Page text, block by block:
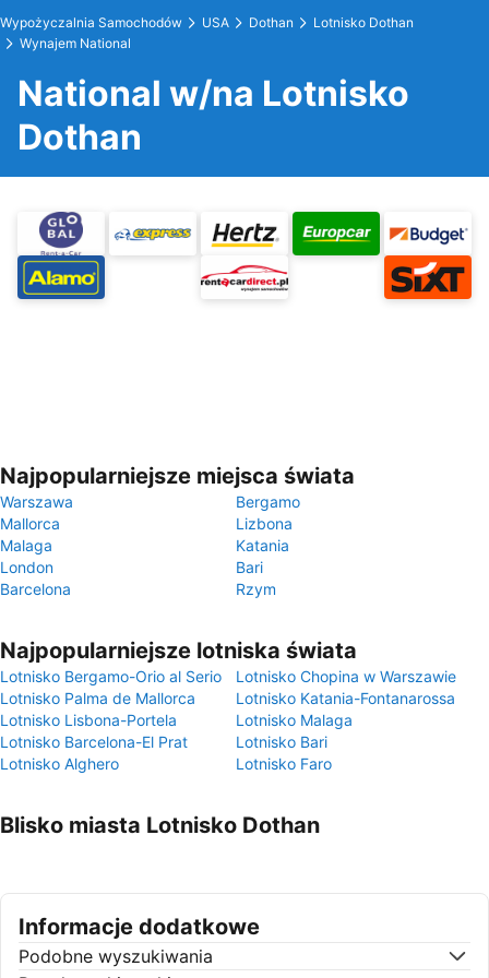
Wypożyczalnia Samochodów USA Dothan
Lotnisko Dothan
Wynajem National
National w/na Lotnisko
Dothan
Najpopularniejsze miejsca świata
Warszawa
Bergamo
Mallorca
Lizbona
Malaga
Katania
London
Bari
Barcelona
Rzym
Najpopularniejsze lotniska świata
Lotnisko Bergamo-Orio al Serio
Lotnisko Chopina w Warszawie
Lotnisko Palma de Mallorca
Lotnisko Katania-Fontanarossa
Lotnisko Lisbona-Portela
Lotnisko Malaga
Lotnisko Barcelona-El Prat
Lotnisko Bari
Lotnisko Alghero
Lotnisko Faro
Blisko miasta Lotnisko Dothan
Informacje dodatkowe
Podobne wyszukiwania